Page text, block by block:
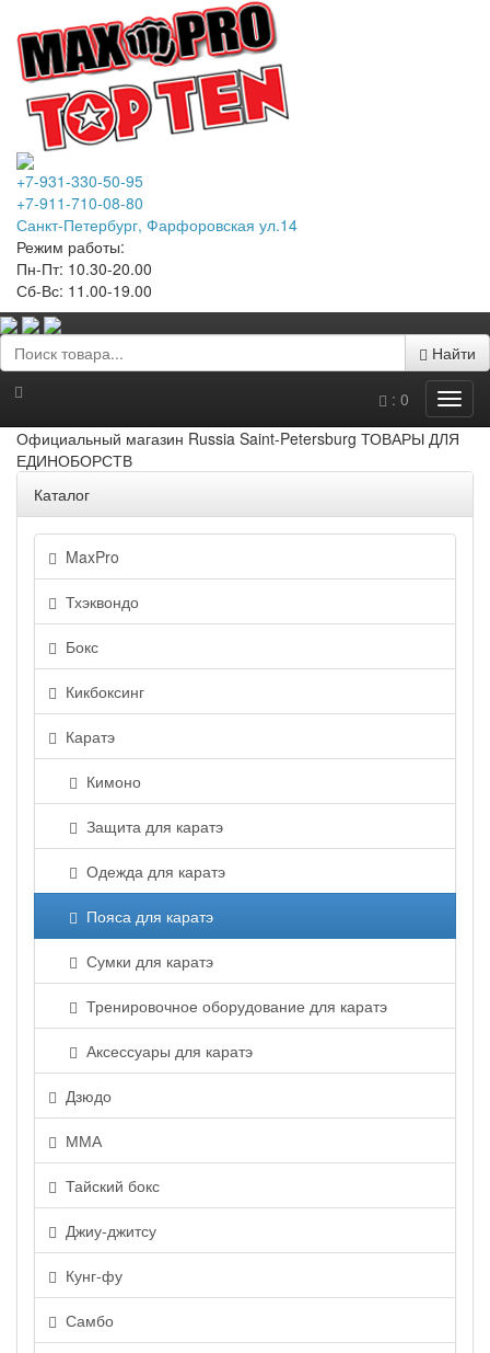
+7-931-330-50-95
+7-911-710-08-80
Санкт-Петербург, Фарфоровская ул.14
Режим работы:
Пн-Пт: 10.30-20.00
Сб-Вс: 11.00-19.00
Найти
: 0
Официальный магазин Russia Saint-Petersburg ТОВАРЫ ДЛЯ
ЕДИНОБОРСТВ
Каталог
MaxPro
Тхэквондо
Бокс
Кикбоксинг
Каратэ
Кимоно
Защита для каратэ
Одежда для каратэ
Пояса для каратэ
Сумки для каратэ
Тренировочное оборудование для каратэ
Аксессуары для каратэ
Дзюдо
ММА
Тайский бокс
Джиу-джитсу
Кунг-фу
Самбо